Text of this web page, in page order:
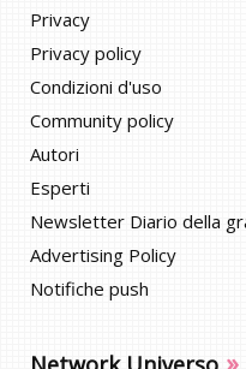
Privacy
Privacy policy
Condizioni d'uso
Community policy
Autori
Esperti
Newsletter Diario della
Advertising Policy
Notifiche push